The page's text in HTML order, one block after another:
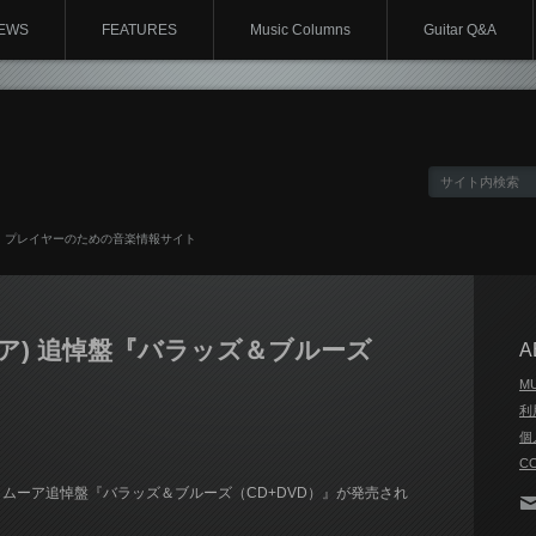
FEATURES Music Columns Guitar Q&A
レイヤーのための音楽情報サイト
) 追悼盤『バラッズ＆ブルーズ
ーア追悼盤『バラッズ＆ブルーズ（CD+DVD）』が発売され
利
個